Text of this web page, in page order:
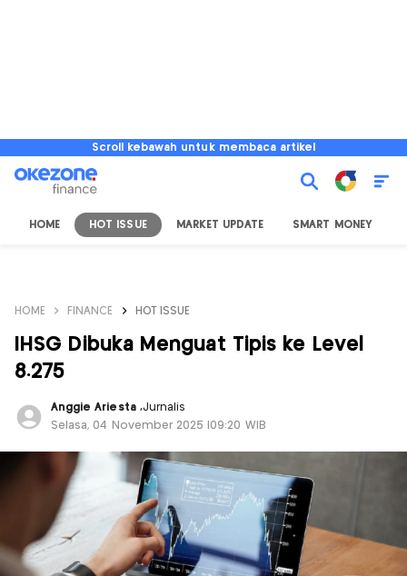
Scroll kebawah untuk membaca artikel
HOME HOT ISSUE MARKET UPDATE SMART MONEY
HOME FINANCE HOT ISSUE
IHSG Dibuka Menguat Tipis ke Level
8.275
Anggie Ariesta ,Jurnalis
Selasa, 04 November 2025 |09:20 WIB